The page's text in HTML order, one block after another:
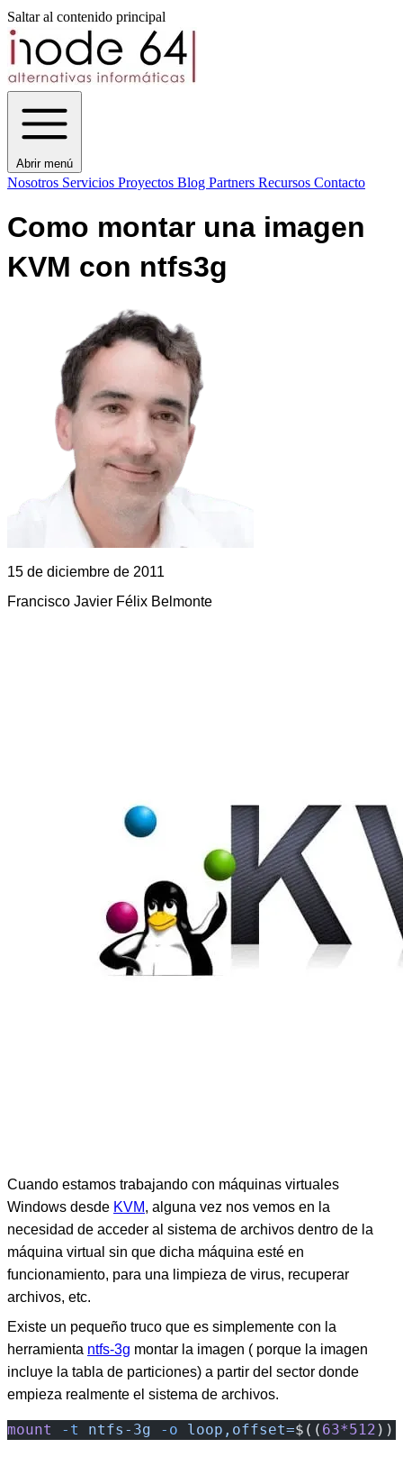
Saltar al contenido principal
Abrir menú
Nosotros Servicios Proyectos Blog Partners Recursos Contacto
Como montar una imagen
KVM con ntfs3g
15 de diciembre de 2011
Francisco Javier Félix Belmonte
Cuando estamos trabajando con máquinas virtuales
Windows desde KVM, alguna vez nos vemos en la
necesidad de acceder al sistema de archivos dentro de la
máquina virtual sin que dicha máquina esté en
funcionamiento, para una limpieza de virus, recuperar
archivos, etc.
Existe un pequeño truco que es simplemente con la
herramienta ntfs-3g montar la imagen ( porque la imagen
incluye la tabla de particiones) a partir del sector donde
empieza realmente el sistema de archivos.
mount -t ntfs-3g -o loop,offset=$(( 63*512 ))